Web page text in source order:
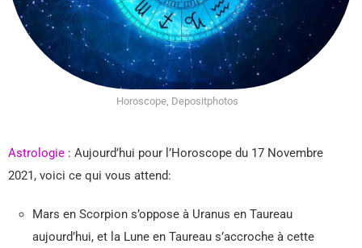
Horoscope, Depositphotos
Astrologie : Aujourd’hui pour l’Horoscope du 17 Novembre
2021, voici ce qui vous attend:
Mars en Scorpion s’oppose à Uranus en Taureau
aujourd’hui, et la Lune en Taureau s’accroche à cette